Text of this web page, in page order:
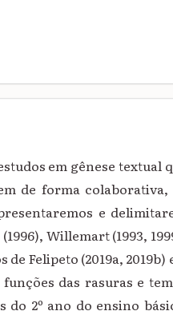
em gênese textual
de forma
e
Willemart (1993,
Felipeto (2019a, 2019b)
das rasuras e
do 2º ano do ensino